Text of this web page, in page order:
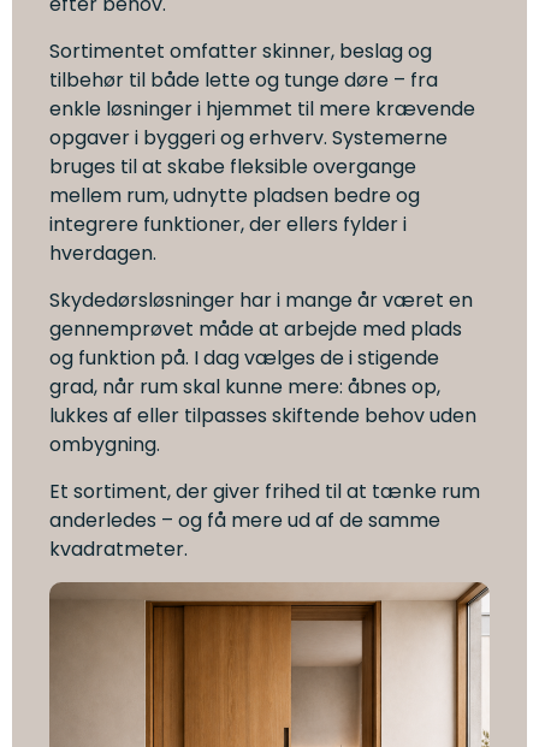
Sortimentet omfatter skinner, beslag og
tilbehør til både lette og tunge døre – fra
enkle løsninger i hjemmet til mere krævende
opgaver i byggeri og erhverv. Systemerne
bruges til at skabe fleksible overgange
mellem rum, udnytte pladsen bedre og
integrere funktioner, der ellers fylder i
hverdagen.
Skydedørsløsninger har i mange år været en
gennemprøvet måde at arbejde med plads
og funktion på. I dag vælges de i stigende
grad, når rum skal kunne mere: åbnes op,
lukkes af eller tilpasses skiftende behov uden
ombygning.
Et sortiment, der giver frihed til at tænke rum
anderledes – og få mere ud af de samme
kvadratmeter.